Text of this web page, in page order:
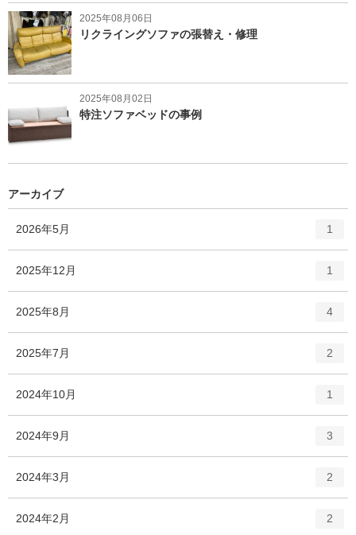
2025年08月06日
リクライングソファの張替え・修理
2025年08月02日
特注ソファベッドの事例
アーカイブ
2026年5月
リ
ー
1
2025年12月
ー
1
2025年8月
ー
数
4
2025年7月
リ
ー
2
2024年10月
ー
1
2024年9月
ー
3
2024年3月 2
2024年2月 2